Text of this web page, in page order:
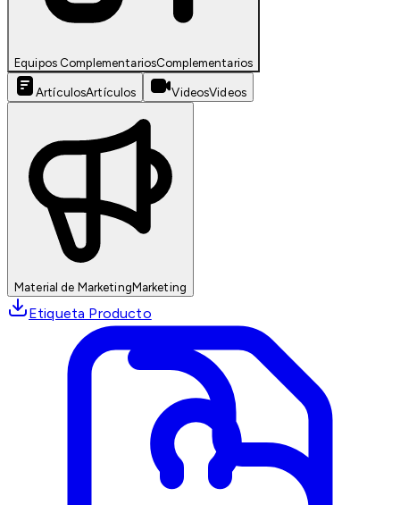
Equipos ComplementariosComplementarios
ArtículosArtículos VideosVideos
Material de MarketingMarketing
Etiqueta Producto